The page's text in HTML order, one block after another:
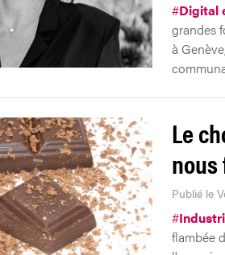
#Digital
grandes
à
Le
Publié le
#
flambée